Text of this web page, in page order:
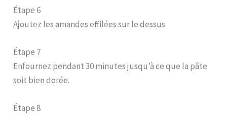
Étape 6
Ajoutez les amandes effilées sur le dessus.
Étape 7
Enfournez pendant 30 minutes jusqu’à ce que la pâte
soit bien dorée.
Étape 8